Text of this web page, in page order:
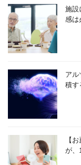
施
感は
ア
積す
【
が、